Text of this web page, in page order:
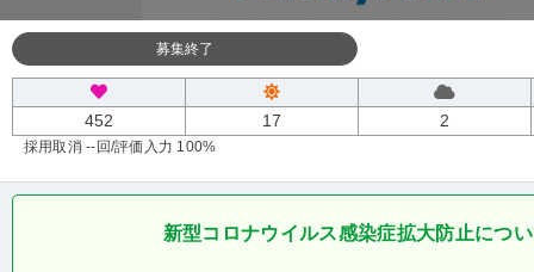
募集終了
452 17 2
採用取消 --回/評価入力 100%
新型コロナウイルス感染症拡大防止につ